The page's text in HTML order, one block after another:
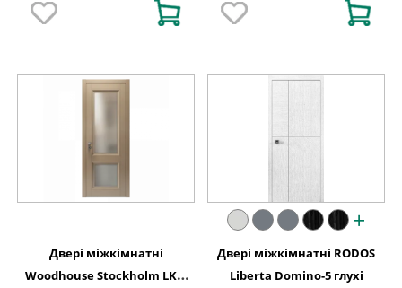
Двері міжкімнатні
Woodhouse Stockholm LKS-
+
Двері міжкімнатні RODOS
Liberta Domino-5 глухі